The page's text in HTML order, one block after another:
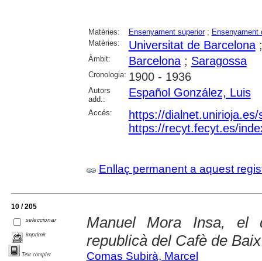
Matèries: Ensenyament superior; Ensenyament
Matèries:
Universitat de Barcelona
Àmbit: Barcelona; Saragossa
Cronologia: 1900 - 1936
Autors
add.:
Español González, Luis
Accés:
https://
https://recyt.fecyt.es/
Enllaç permanent a aquest
10 / 205
seleccionar
imprimir
Text complet
Manuel Mora Insa, el
republicà del Cafè de Baix
Comas Subirà, Marcel